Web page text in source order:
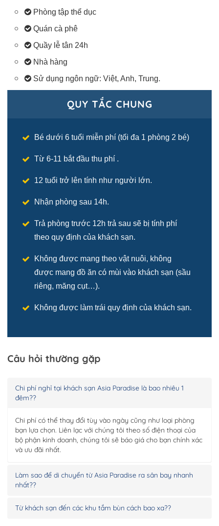
Phòng tập thể dục
Quán cà phê
Quầy lễ tân 24h
Nhà hàng
Sử dụng ngôn ngữ: Việt, Anh, Trung.
QUY TẮC CHUNG
Bé dưới 6 tuổi miễn phí (tối đa 1 phòng 2 bé)
Từ 6-11 bắt đầu thu phí .
12 tuổi trở lên tính như người lớn.
Nhận phòng sau 14h.
Trả phòng trước 12h trả sau sẽ bị tính phí
theo quy định của khách sạn.
Không được mang theo vật nuôi, không
được mang đồ ăn có mùi vào khách sạn (sầu
riêng, măng cụt…).
Không được làm trái quy định của khách sạn.
Câu hỏi thường gặp
Chi phí nghỉ tại khách sạn Asia Paradise là bao nhiêu 1
đêm??
Chi phí có thể thay đổi tùy vào ngày cũng như loại phòng
bạn lựa chọn. Liên lạc với chúng tôi theo số điện thoại của
bộ phận kinh doanh, chúng tôi sẽ báo giá cho bạn chính xác
và ưu đãi nhất.
Làm sao để di chuyển từ Asia Paradise ra sân bay nhanh
nhất??
Từ khách sạn đến các khu tắm bùn cách bao xa??